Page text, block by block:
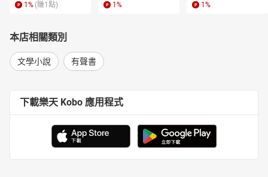
1 % (賺1 點) 1 % 1 %
本店相關類別
文學小說 有聲書
下載樂天 Kobo 應用程式